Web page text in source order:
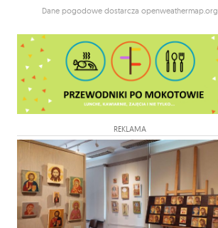
Dane pogodowe dostarcza openweathermap.org
REKLAMA